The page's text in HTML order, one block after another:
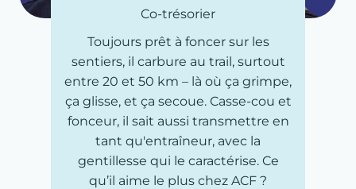
Co-trésorier
Toujours prêt à foncer sur les
sentiers, il carbure au trail, surtout
entre 20 et 50 km – là où ça grimpe,
ça glisse, et ça secoue. Casse-cou et
fonceur, il sait aussi transmettre en
tant qu'entraîneur, avec la
gentillesse qui le caractérise. Ce
qu’il aime le plus chez ACF ?